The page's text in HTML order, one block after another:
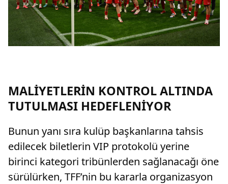
MALİYETLERİN KONTROL ALTINDA
TUTULMASI HEDEFLENİYOR
Bunun yanı sıra kulüp başkanlarına tahsis
edilecek biletlerin VIP protokolü yerine
birinci kategori tribünlerden sağlanacağı öne
sürülürken, TFF’nin bu kararla organizasyon